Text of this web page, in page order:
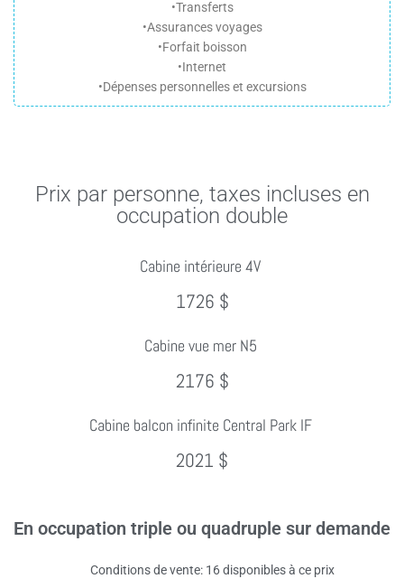
•Transferts
•Assurances voyages
•Forfait boisson
•Internet
•Dépenses personnelles et excursions
Prix par personne, taxes incluses en
occupation double
Cabine intérieure 4V
1726 $
Cabine vue mer N5
2176 $
Cabine balcon infinite Central Park IF
2021 $
En occupation triple ou quadruple sur demande
Conditions de vente: 16 disponibles à ce prix